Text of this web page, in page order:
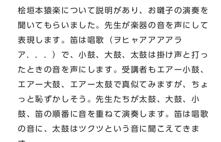
桧垣本猿楽について説明があり、お囃子の演奏を
聞いてもらいました。先生が楽器の音を声にして
表現します。笛は唱歌（ヲヒャアアアアラ
ア．．．）で、小鼓、大鼓、太鼓は掛け声と打っ
たときの音を声にします。受講者もエアー小鼓、
エアー大鼓、エアー太鼓で真似てみますが、ちょ
っと恥ずかしそう。先生たちが太鼓、大鼓、小
鼓、笛の順番に音を重ねて演奏します。笛は唱歌
の音に、太鼓はツクツという音に聞こえてきま